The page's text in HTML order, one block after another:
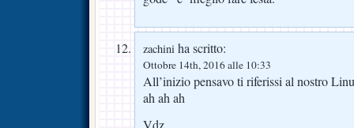
zachini ha scritto:
Ottobre 14th, 2016 alle 10:33
All’inizio pensavo ti riferissi al nostro
ah ah ah